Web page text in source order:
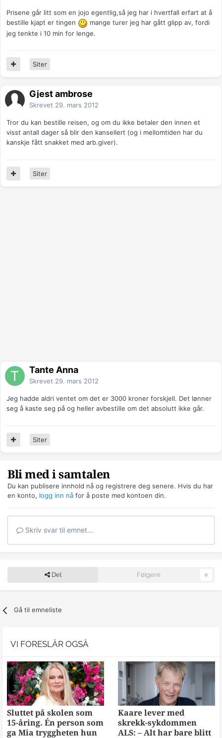
Prisene går litt som en jojo egentlig,så jeg har i hvertfall erfart at å
bestille kjapt er tingen
mange turer jeg har gått glipp av, fordi
jeg tenkte i 10 min for lenge.
Siter
Gjest ambrose
Skrevet 29. mars 2012
Tror du kan bestille reisen, og om du ikke betaler den innen et
visst antall dager så blir den kansellert (og i mellomtiden har du
kanskje fått snakket med arb.giver).
Siter
Tante Anna
Skrevet 29. mars 2012
Jeg hadde aldri ventet om det er 3000 kroner forskjell. Det lønner
seg å kaste seg på og heller avbestille om det absolutt ikke går.
Siter
Bli med i samtalen
Du kan publisere innhold nå og registrere deg senere. Hvis du har
en konto, logg inn nå for å poste med kontoen din.
Skriv svar til emnet...
Del Følgere 0
Gå til emneliste
VI FORESLÅR OGSÅ
Sluttet på skolen som
15-åring. Én person som
ga Mia tryggheten hun
Kaare lever med
skrekk-sykdommen
ALS: – Alt har bare blitt